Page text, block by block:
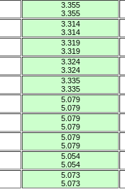
3.355
3.355
3.314
3.314
3.319
3.319
3.324
3.324
3.335
3.335
5.079
5.079
5.079
5.079
5.079
5.079
5.054
5.054
5.073
5.073